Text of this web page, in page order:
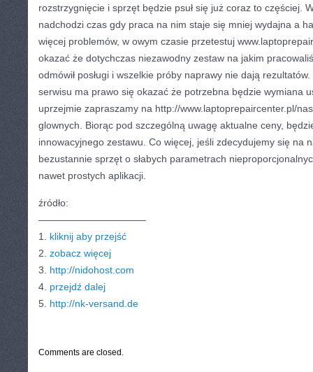
rozstrzygnięcie i sprzęt będzie psuł się już coraz to częściej.
nadchodzi czas gdy praca na nim staje się mniej wydajna a
więcej problemów, w owym czasie przetestuj
okazać że dotychczas niezawodny zestaw na jakim
odmówił posługi i wszelkie próby naprawy nie dają
serwisu ma prawo się okazać że potrzebna będzie wymiana
uprzejmie zapraszamy na http://www.laptoprepaircenter.pl/
glownych. Biorąc pod szczególną uwagę aktualne ceny,
innowacyjnego zestawu. Co więcej, jeśli zdecydujemy się na
bezustannie sprzęt o słabych parametrach
nawet prostych aplikacji.
źródło:
———————————
1. kliknij aby przejść
2. zobacz więcej
3. http://nidohost.com
4. przejdź dalej
5. http://nk-versand.de
Comments are closed.